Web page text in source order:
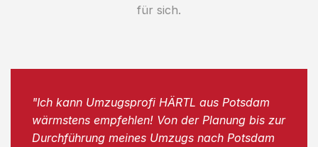
für sich.
"Ich kann Umzugsprofi HÄRTL aus Potsdam
wärmstens empfehlen! Von der Planung bis zur
Durchführung meines Umzugs nach Potsdam